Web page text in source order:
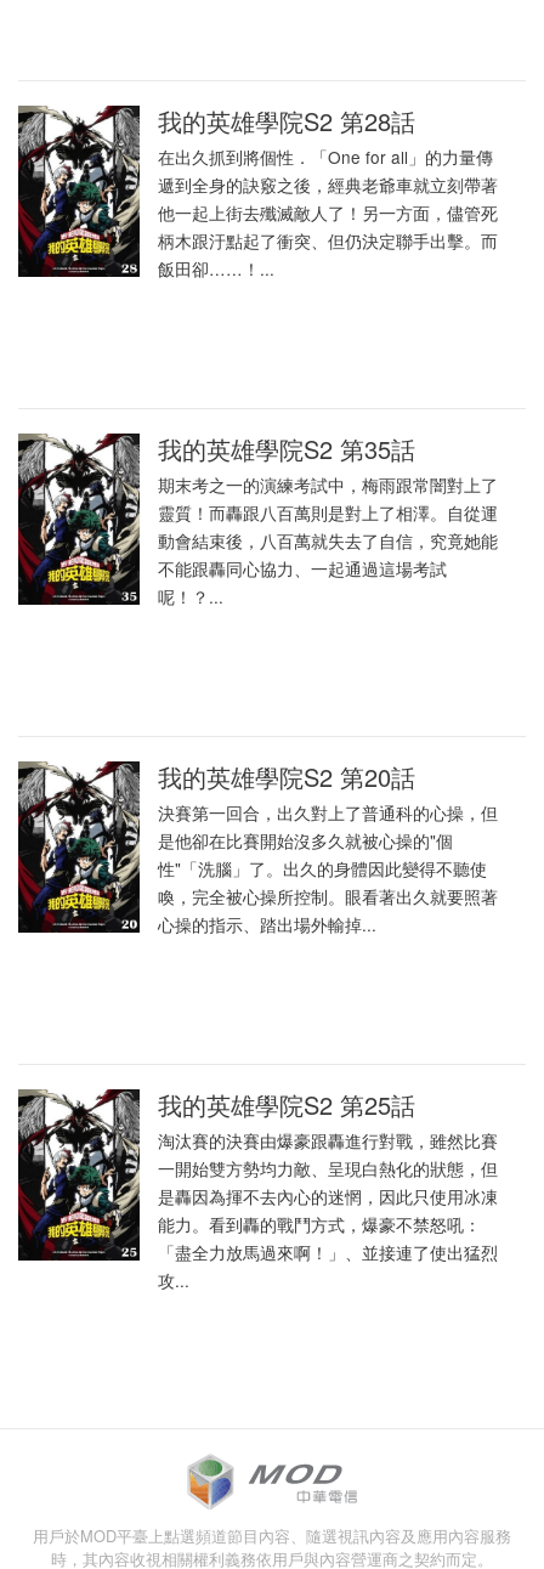
我的英雄學院S2 第28話
在出久抓到將個性．「One for all」的力量傳
遞到全身的訣竅之後，經典老爺車就立刻帶著
他一起上街去殲滅敵人了！另一方面，儘管死
柄木跟汙點起了衝突、但仍決定聯手出擊。而
飯田卻……！...
我的英雄學院S2 第35話
期末考之一的演練考試中，梅雨跟常闇對上了
靈質！而轟跟八百萬則是對上了相澤。自從運
動會結束後，八百萬就失去了自信，究竟她能
不能跟轟同心協力、一起通過這場考試
呢！？...
我的英雄學院S2 第20話
決賽第一回合，出久對上了普通科的心操，但
是他卻在比賽開始沒多久就被心操的"個
性"「洗腦」了。出久的身體因此變得不聽使
喚，完全被心操所控制。眼看著出久就要照著
心操的指示、踏出場外輸掉...
我的英雄學院S2 第25話
淘汰賽的決賽由爆豪跟轟進行對戰，雖然比賽
一開始雙方勢均力敵、呈現白熱化的狀態，但
是轟因為揮不去內心的迷惘，因此只使用冰凍
能力。看到轟的戰鬥方式，爆豪不禁怒吼：
「盡全力放馬過來啊！」、並接連了使出猛烈
攻...
用戶於MOD平臺上點選頻道節目內容、隨選視訊內容及應用內容服務
時，其內容收視相關權利義務依用戶與內容營運商之契約而定。